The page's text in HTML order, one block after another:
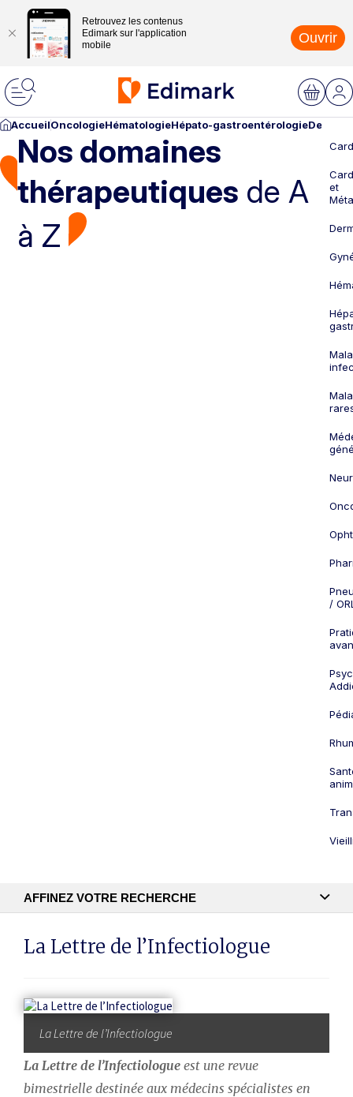
Retrouvez les contenus
Edimark sur l'application
mobile
Ouvrir
AccueilOncologieHématologieHépato-gastroentérologie
Nos domaines
thérapeutiques de A
à Z
et
/
AFFINEZ VOTRE RECHERCHE
Publication
Thématiques
La Lettre de l’Infectiologue
La Lettre de l’Infectiologue
La Lettre de l’Infectiologue est une revue
bimestrielle destinée aux médecins spécialistes en